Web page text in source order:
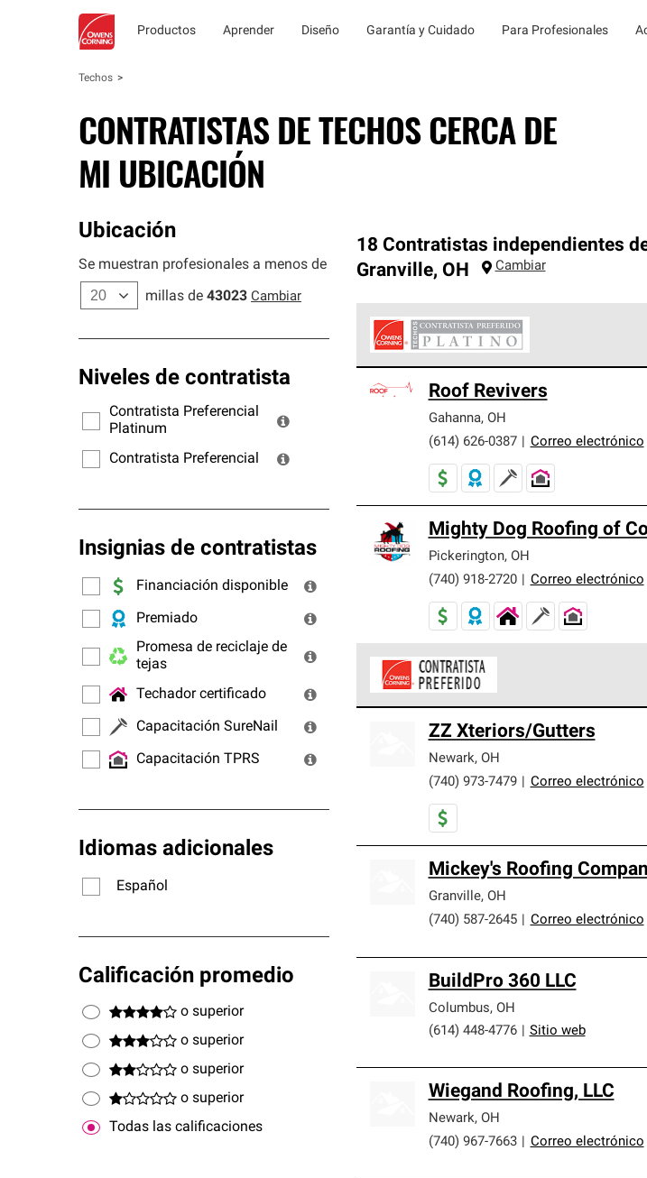
Productos Aprender Diseño Garantía y Cuidado Para Profesionales
Techos
CONTRATISTAS DE TECHOS CERCA DE
MI UBICACIÓN
Ubicación
Se muestran profesionales a menos de
millas de 43023 Cambiar
Niveles de contratista
Contratista Preferencial
Platinum
Contratista Preferencial
Insignias de contratistas
Financiación disponible
Premiado
Promesa de reciclaje de
tejas
Techador certificado
Capacitación SureNail
Capacitación TPRS
Idiomas adicionales
Español
Calificación promedio
o superior
o superior
o superior
o superior
Todas las calificaciones
18 Contratistas independientes
Granville, OH Cambiar
cumplen con estándares estrictos de
ofrecer nuestra mejor garantía de sistemas
Roof Revivers
Gahanna, OH
(614) 626-0387
Correo electrónico
Mighty Dog Roofing of
Pickerington, OH
(740) 918-2720
Correo electrónico
cumplen con altos estándares y
ZZ Xteriors/Gutters
Newark, OH
(740) 973-7479
Correo electrónico
Mickey's Roofing
Granville, OH
(740) 587-2645
Correo electrónico
BuildPro 360 LLC
Columbus, OH
(614) 448-4776
Sitio web
Wiegand Roofing, LLC
Newark, OH
(740) 967-7663
Correo electrónico